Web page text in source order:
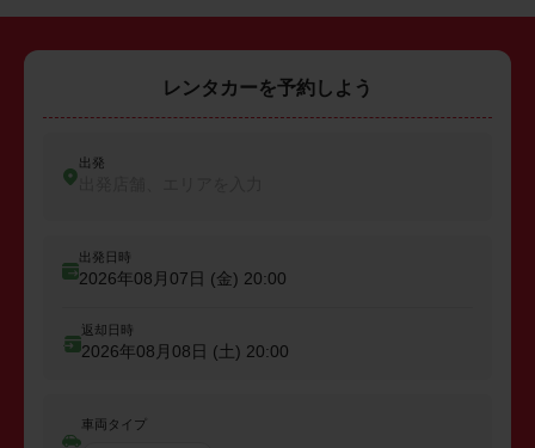
レンタカーを予約しよう
出発
出発日時
2026年08月07日 (金) 20:00
返却日時
2026年08月08日 (土) 20:00
車両タイプ